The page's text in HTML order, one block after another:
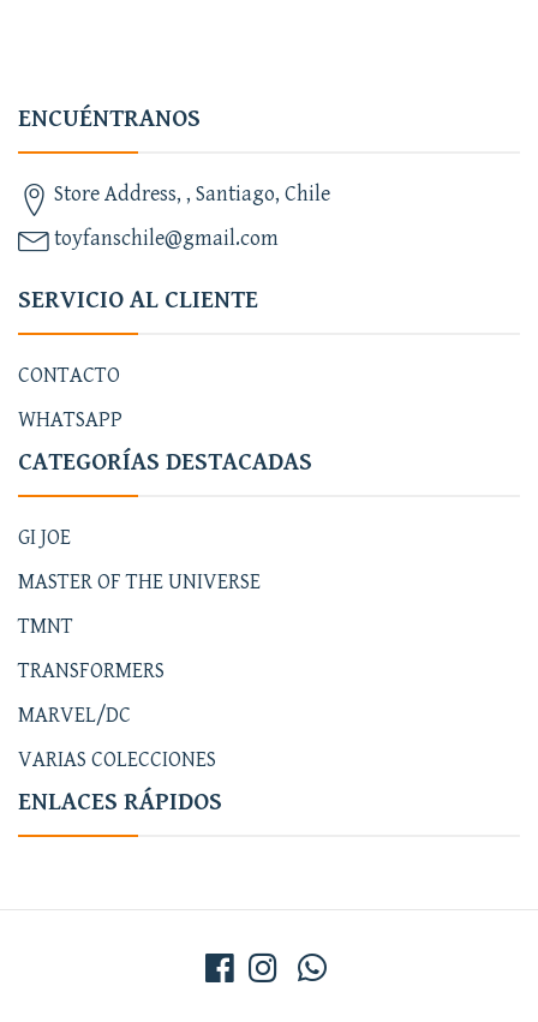
ENCUÉNTRANOS
Store Address, , Santiago, Chile
toyfanschile@gmail.com
SERVICIO AL CLIENTE
CONTACTO
WHATSAPP
CATEGORÍAS DESTACADAS
GI JOE
MASTER OF THE UNIVERSE
TMNT
TRANSFORMERS
MARVEL/DC
VARIAS COLECCIONES
ENLACES RÁPIDOS